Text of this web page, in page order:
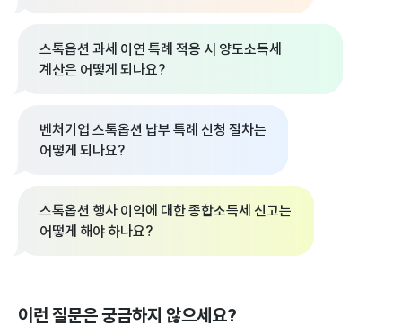
스톡옵션 과세 이연 특례 적용 시 양도소득세
계산은 어떻게 되나요?
벤처기업 스톡옵션 납부 특례 신청 절차는
어떻게 되나요?
스톡옵션 행사 이익에 대한 종합소득세 신고는
어떻게 해야 하나요?
이런 질문은 궁금하지 않으세요?